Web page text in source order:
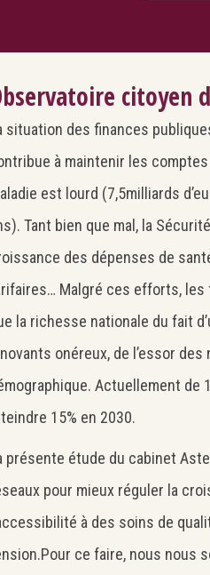
citoyen
situation des finances
à maintenir les
est lourd (7,5milliards
Tant bien que mal, la
des dépenses de
Malgré ces efforts,
la richesse nationale du fait
onéreux, de l’essor
Actuellement de
15% en 2030.
présente étude du cabinet
pour mieux réguler la
à des soins de
ce faire, nous nous